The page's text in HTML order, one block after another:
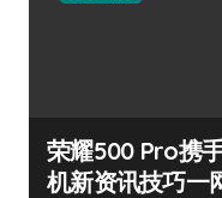
荣耀500 Pro携
机新资讯技巧一